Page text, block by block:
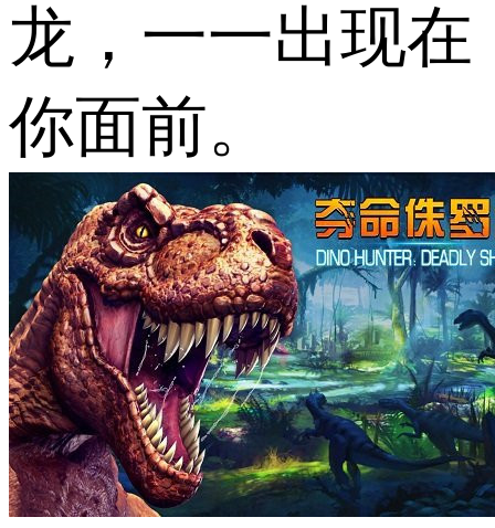
龙，一一出现在
你面前。